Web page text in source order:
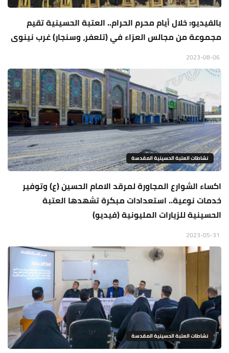
بالفيديو: خلال أيام محرم الحرام.. العتبة الحسينية تقيم
مجموعة من مجالس العزاء في (تلعفر، وسنجار) غرب نينوى
نشاطات العتبة الحسينية المقدسة
اكساء الشوارع المجاورة لمرقد الامام الحسين (ع) وتوفير
خدمات نوعية.. استعدادات مبكرة تشهدها العتبة
الحسينية للزيارات المليونية (فيديو)
نشاطات العتبة الحسينية المقدسة